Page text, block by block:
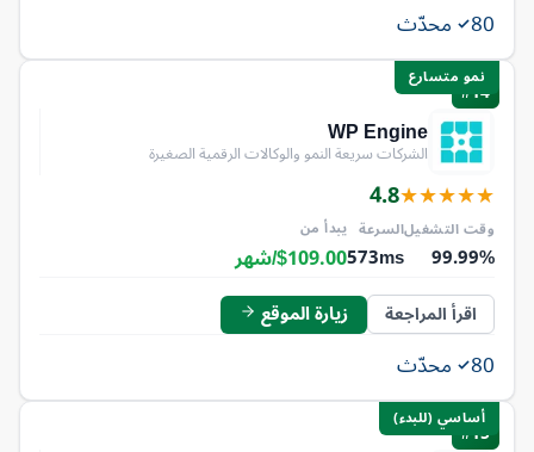
80 محدّث
#14
نمو متسارع
WP Engine
الشركات سريعة النمو والوكالات الرقمية الصغيرة
80 محدّث
★
★
★
★
★
4.8
وقت التشغيل
99.99%
السرعة
573ms
يبدأ من
$109.00/شهر
اقرأ المراجعة زيارة الموقع
#15
أساسي (للبدء)